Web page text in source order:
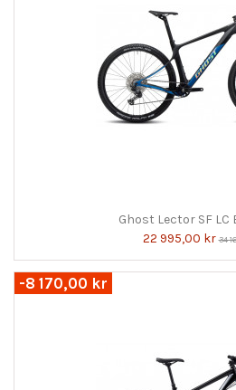
Ghost Lector SF LC
22 995,00 kr34
-8 170,00 kr